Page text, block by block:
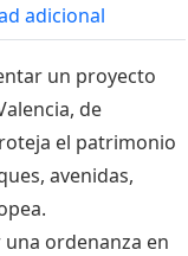
adicional
un proyecto
de
el patrimonio
avenidas,
ordenanza en